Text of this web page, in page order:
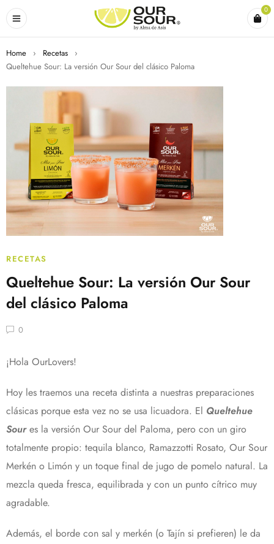
0
Home › Recetas
›
Queltehue Sour: La versión Our Sour del clásico Paloma
RECETAS
Queltehue Sour: La versión Our Sour
del clásico Paloma
0
¡Hola OurLovers!
Hoy les traemos una receta distinta a nuestras preparaciones
clásicas porque esta vez no se usa licuadora. El Queltehue
Soures la versión Our Sour del Paloma, pero con un giro
totalmente propio: tequila blanco, Ramazzotti Rosato, Our Sour
Merkén o Limón y un toque final de jugo de pomelo natural. La
mezcla queda fresca, equilibrada y con un punto cítrico muy
agradable.
Además, el borde con sal y merkén (o Tajín si prefieren) le da